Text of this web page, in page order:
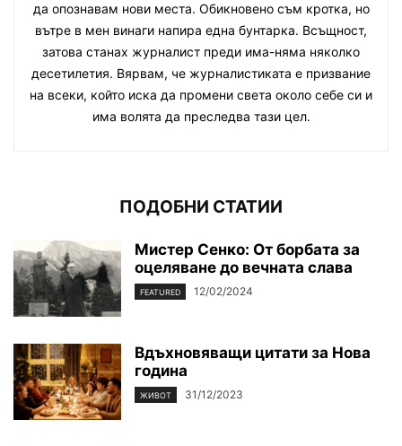
да опознавам нови места. Обикновено съм кротка, но
вътре в мен винаги напира една бунтарка. Всъщност,
затова станах журналист преди има-няма няколко
десетилетия. Вярвам, че журналистиката е призвание
на всеки, който иска да промени света около себе си и
има волята да преследва тази цел.
ПОДОБНИ СТАТИИ
Мистер Сенко: От борбата за
оцеляване до вечната слава
FEATURED 12/02/2024
Вдъхновяващи цитати за Нова
година
ЖИВОТ 31/12/2023